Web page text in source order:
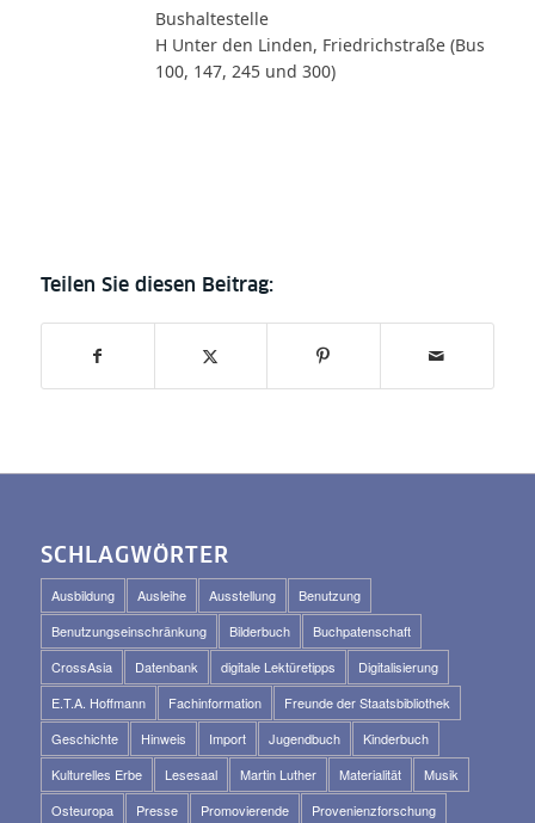
Bushaltestelle
H Unter den Linden, Friedrichstraße (Bus
100, 147, 245 und 300)
SCHLAGWÖRTER
Ausbildung Ausleihe Ausstellung
Benutzung
Benutzungseinschränkung
Bilderbuch
Buchpatenschaft
CrossAsia
Datenbank digitale Lektüretipps
Digitalisierung
E.T.A. Hoffmann
Fachinformation
Freunde der Staatsbibliothek
Geschichte
Hinweis Import Jugendbuch
Kinderbuch
Kulturelles Erbe
Lesesaal Martin Luther Materialität
Musik
Osteuropa
Presse Promovierende
Provenienzforschung